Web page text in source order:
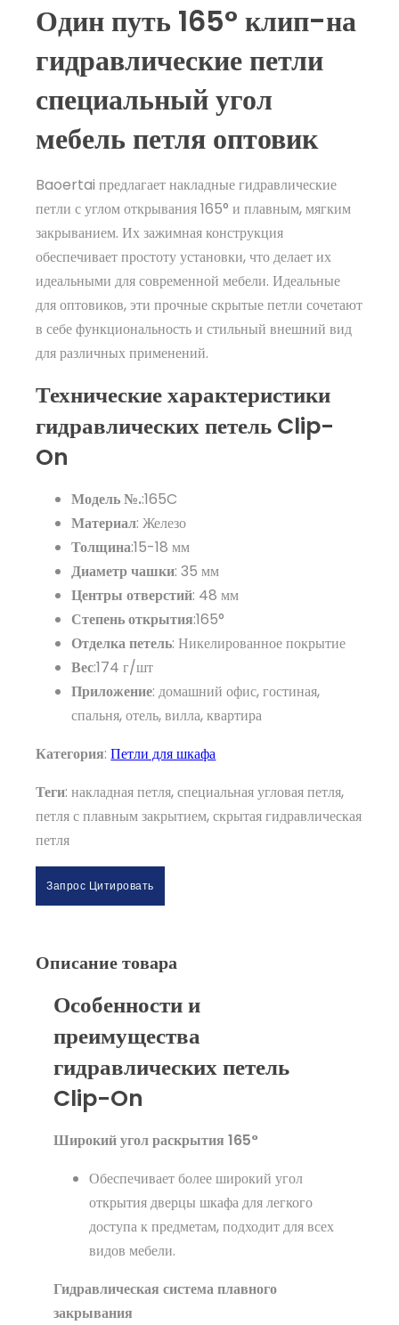
Один путь 165° клип-на
гидравлические петли
специальный угол
мебель петля оптовик
Baoertai предлагает накладные гидравлические
петли с углом открывания 165° и плавным, мягким
закрыванием. Их зажимная конструкция
обеспечивает простоту установки, что делает их
идеальными для современной мебели. Идеальные
для оптовиков, эти прочные скрытые петли сочетают
в себе функциональность и стильный внешний вид
для различных применений.
Технические характеристики
гидравлических петель Clip-
On
Модель №.:165C
Материал: Железо
Толщина:15-18 мм
Диаметр чашки: 35 мм
Центры отверстий: 48 мм
Степень открытия:165°
Отделка петель: Никелированное покрытие
Вес:174 г/шт
Приложение: домашний офис, гостиная,
спальня, отель, вилла, квартира
Категория:Петли для шкафа
Теги: накладная петля, специальная угловая петля,
петля с плавным закрытием, скрытая гидравлическая
петля
Запрос Цитировать
Описание товара
Особенности и
преимущества
гидравлических петель
Clip-On
Широкий угол раскрытия 165°
Обеспечивает более широкий угол
открытия дверцы шкафа для легкого
доступа к предметам, подходит для всех
видов мебели.
Гидравлическая система плавного
закрывания